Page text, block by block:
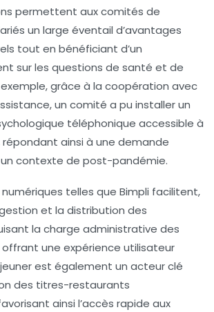
permettent aux comités de
un large éventail d’avantages
tout en bénéficiant d’un
sur les questions de santé et de
grâce à la coopération avec
un comité a pu installer un
téléphonique accessible à
répondant ainsi à une demande
contexte de post-pandémie.
telles que Bimpli facilitent,
et la distribution des
la charge administrative des
une expérience utilisateur
est également un acteur clé
des titres-restaurants
ainsi l’accès rapide aux